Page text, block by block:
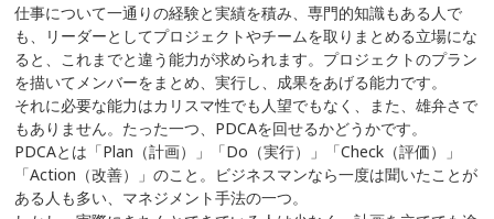
仕事について一通りの経験と実績を積み、専門的知識もある人で
も、リーダーとしてプロジェクトやチームを取りまとめる立場にな
ると、これまでと違う能力が求められます。プロジェクトのプラン
を描いてメンバーをまとめ、実行し、成果をあげる能力です。
それに必要な能力はカリスマ性でも人望でもなく、また、雄弁さで
もありません。たった一つ、PDCAを回せるかどうかです。
PDCAとは「Plan（計画）」「Do（実行）」「Check（評価）」
「Action（改善）」のこと。ビジネスマンなら一度は聞いたことが
ある人も多い、マネジメント手法の一つ。